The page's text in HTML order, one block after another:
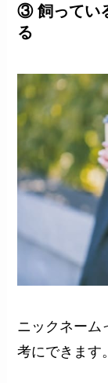
③ 飼ってい
る
ニックネーム
考にできます。